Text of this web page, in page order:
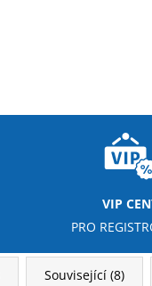
VIP
PRO
Související (8)